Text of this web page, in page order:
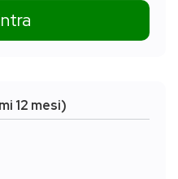
12 mesi)